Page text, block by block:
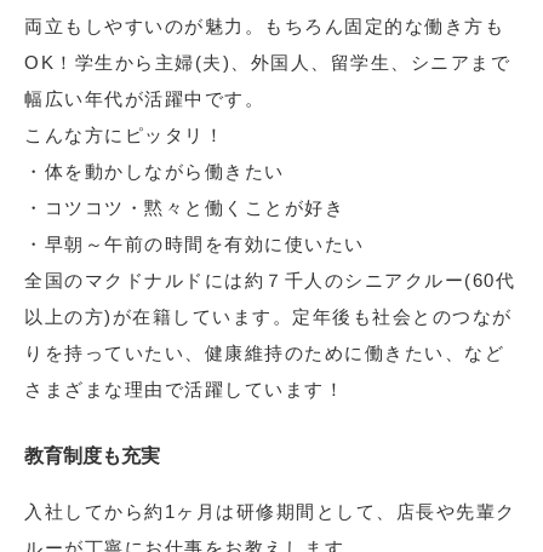
両立もしやすいのが魅力。もちろん固定的な働き方も
OK！学生から主婦(夫)、外国人、留学生、シニアまで
幅広い年代が活躍中です。
こんな方にピッタリ！
・体を動かしながら働きたい
・コツコツ・黙々と働くことが好き
・早朝～午前の時間を有効に使いたい
全国のマクドナルドには約７千人のシニアクルー(60代
以上の方)が在籍しています。定年後も社会とのつなが
りを持っていたい、健康維持のために働きたい、など
さまざまな理由で活躍しています！
教育制度も充実
入社してから約1ヶ月は研修期間として、店長や先輩ク